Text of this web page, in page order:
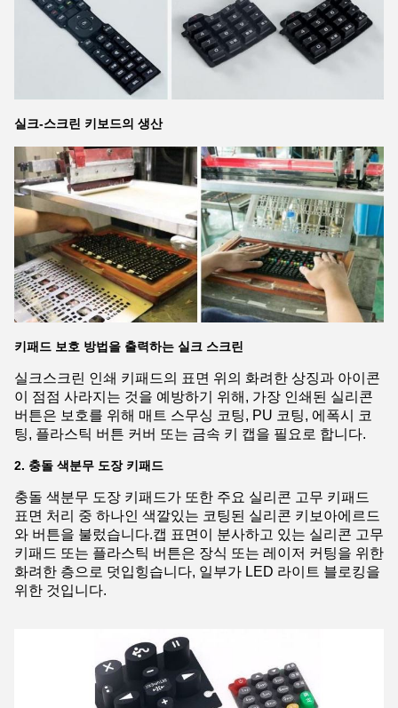
실크-스크린 키보드의 생산
키패드 보호 방법을 출력하는 실크 스크린
실크스크린 인쇄 키패드의 표면 위의 화려한 상징과 아이콘
이 점점 사라지는 것을 예방하기 위해, 가장 인쇄된 실리콘
버튼은 보호를 위해 매트 스무싱 코팅, PU 코팅, 에폭시 코
팅, 플라스틱 버튼 커버 또는 금속 키 캡을 필요로 합니다.
2. 충돌 색분무 도장 키패드
충돌 색분무 도장 키패드가 또한 주요 실리콘 고무 키패드
표면 처리 중 하나인 색깔있는 코팅된 실리콘 키보아에르드
와 버튼을 불렀습니다.캡 표면이 분사하고 있는 실리콘 고무
키패드 또는 플라스틱 버튼은 장식 또는 레이저 커팅을 위한
화려한 층으로 덧입힝습니다, 일부가 LED 라이트 블로킹을
위한 것입니다.